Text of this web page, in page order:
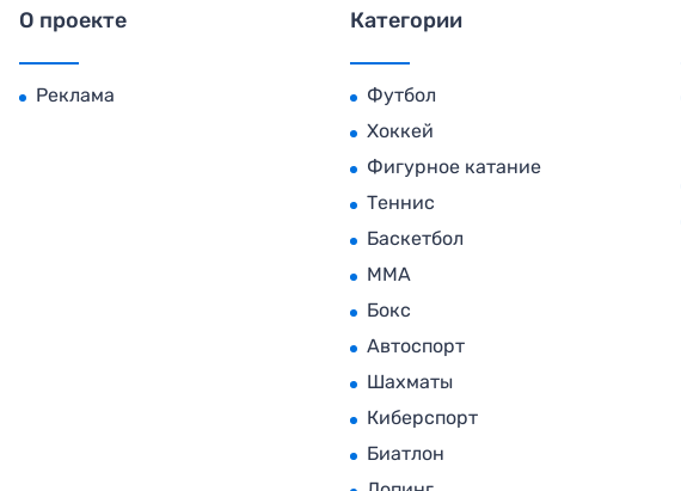
О проекте
Реклама
Категории
Футбол
Хоккей
Фигурное катание
Теннис
Баскетбол
MMA
Бокс
Автоспорт
Шахматы
Киберспорт
Биатлон